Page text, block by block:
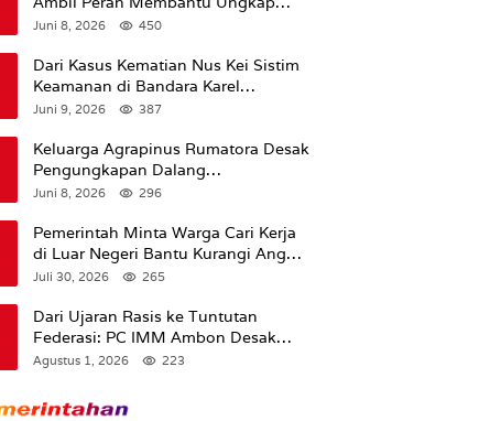
Kematian Almarhum
Juni 8, 2026 450
Dari Kasus Kematian Nus Kei Sistim
Keamanan di Bandara Karel
Sadsuitubun Langgur
Juni 9, 2026 387
Keluarga Agrapinus Rumatora Desak
Pengungkapan Dalang
Pembunuhan, Siap Bawa Kasus ke
Juni 8, 2026 296
Pemerintah Minta Warga Cari Kerja
di Luar Negeri Bantu Kurangi Angka
Pengangguran
Juli 30, 2026 265
Dari Ujaran Rasis ke Tuntutan
Federasi: PC IMM Ambon Desak
Klarifikasi Presiden dan Imbau
Putih Di Maluku.
Agustus 1, 2026 223